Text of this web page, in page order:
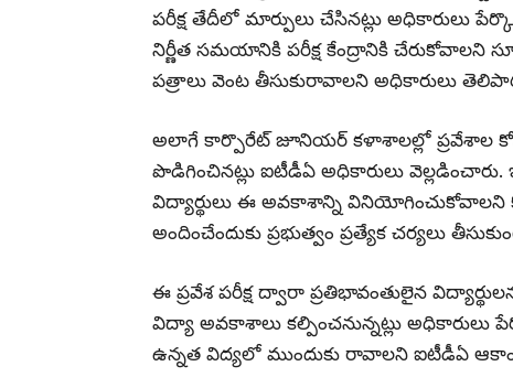
పరీక్ష తేదీలో మార్పులు చేసినట్లు అధికారులు
నిర్ణీత సమయానికి పరీక్ష కేంద్రానికి చేరుకోవాలని
పత్రాలు వెంట తీసుకురావాలని అధికారులు
అలాగే కార్పొరేట్ జూనియర్ కళాశాలల్లో ప్రవేశాల
పొడిగించినట్లు ఐటీడీఏ అధికారులు వెల్లడించారు.
విద్యార్థులు ఈ అవకాశాన్ని వినియోగించుకోవాలని
అందించేందుకు ప్రభుత్వం ప్రత్యేక చర్యలు
ఈ ప్రవేశ పరీక్ష ద్వారా ప్రతిభావంతులైన
విద్యా అవకాశాలు కల్పించనున్నట్లు అధికారులు
ఉన్నత విద్యలో ముందుకు రావాలని ఐటీడీఏ